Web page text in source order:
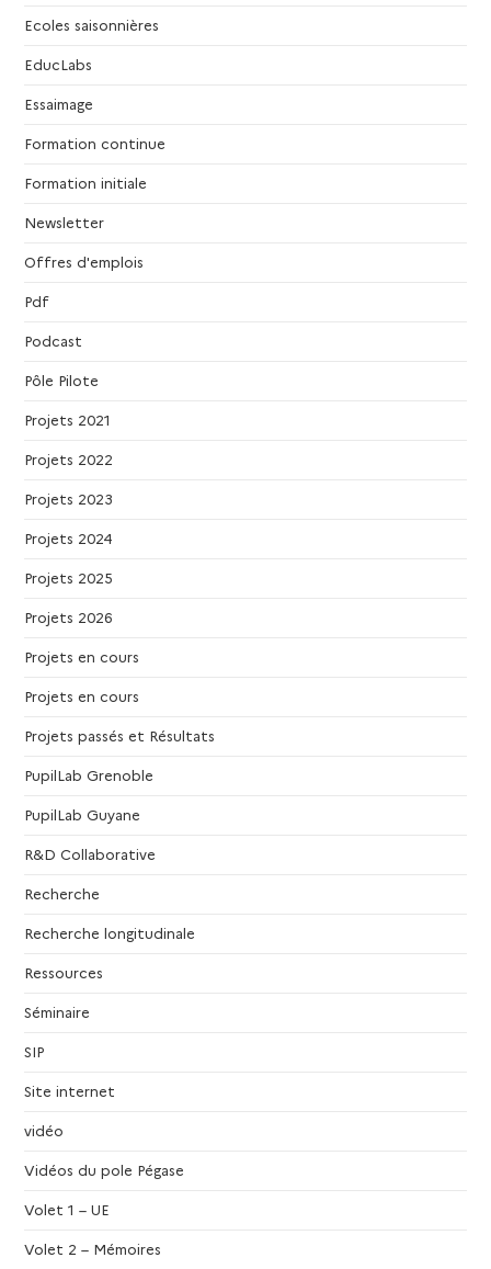
Ecoles saisonnières
EducLabs
Essaimage
Formation continue
Formation initiale
Newsletter
Offres d'emplois
Pdf
Podcast
Pôle Pilote
Projets 2021
Projets 2022
Projets 2023
Projets 2024
Projets 2025
Projets 2026
Projets en cours
Projets en cours
Projets passés et Résultats
PupilLab Grenoble
PupilLab Guyane
R&D Collaborative
Recherche
Recherche longitudinale
Ressources
Séminaire
SIP
Site internet
vidéo
Vidéos du pole Pégase
Volet 1 – UE
Volet 2 – Mémoires